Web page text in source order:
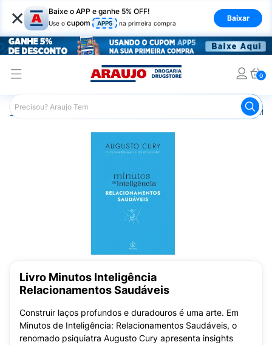
× Baixe o APP e ganhe 5% OFF!
Use o cupom APP5 na primeira compra
Baixar
0
Araujo Mercado Livro Minutos
Livro Minutos Inteligência
Relacionamentos Saudáveis
Construir laços profundos e duradouros é uma arte. Em
Minutos de Inteligência: Relacionamentos Saudáveis, o
renomado psiquiatra Augusto Cury apresenta insights